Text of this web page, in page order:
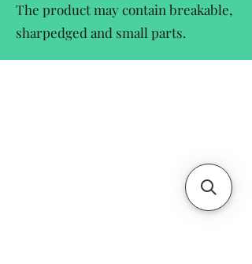
The product may contain breakable,
sharpedged and small parts.